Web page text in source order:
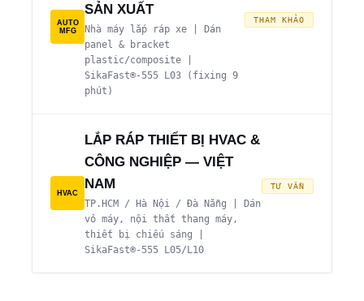
AUTO
MFG
SẢN XUẤT
Nhà máy lắp ráp xe | Dán
panel & bracket
plastic/composite |
SikaFast®-555 L03 (fixing 9
phút)
THAM KHẢO
HVAC
LẮP RÁP THIẾT BỊ HVAC &
CÔNG NGHIỆP — VIỆT
NAM
TP.HCM / Hà Nội / Đà Nẵng | Dán
vỏ máy, nội thất thang máy,
thiết bị chiếu sáng |
SikaFast®-555 L05/L10
TƯ VẤN